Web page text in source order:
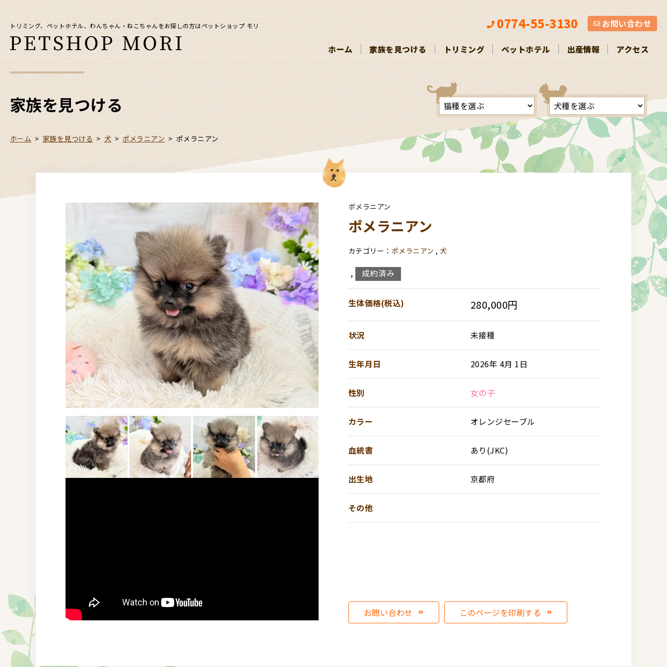
トリミング、ペットホテル、わんちゃん・ねこちゃんをお探しの方はペットショップ モリ 0774-55-3130 お問い合わせ
ホーム 家族を見つける トリミング ペットホテル 出産情報 アクセス
家族を見つける
ホーム >家族を見つける >犬 >ポメラニアン > ポメラニアン
ポメラニアン
ポメラニアン
ポメラニアン , 犬
, 成約済み
生体価格(税込) 280,000円
状況 未接種
生年月日 2026年 4月 1日
性別 女の子
カラー オレンジセーブル
血統書 あり(JKC)
出生地 京都府
その他
お問い合わせ このページを印刷する